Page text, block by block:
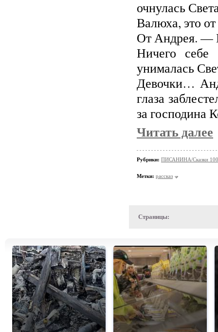
очнулась
Валюха, это
От Андрея. —
Ничего
унималась
Девочки…
глаза
за господина
Читать далее
Рубрики: ПИСАНИНА/Сказки
Метки: рассказ
Страницы: